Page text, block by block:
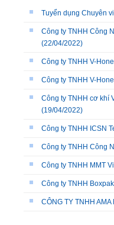
Tuyển dụng Chuyên
Công ty TNHH Công
(22/04/2022)
Công ty TNHH V-
Công ty TNHH V-
Công ty TNHH cơ khí
(19/04/2022)
Công ty TNHH ICSN
Công ty TNHH Công
Công ty TNHH MMT
Công ty TNHH
CÔNG TY TNHH